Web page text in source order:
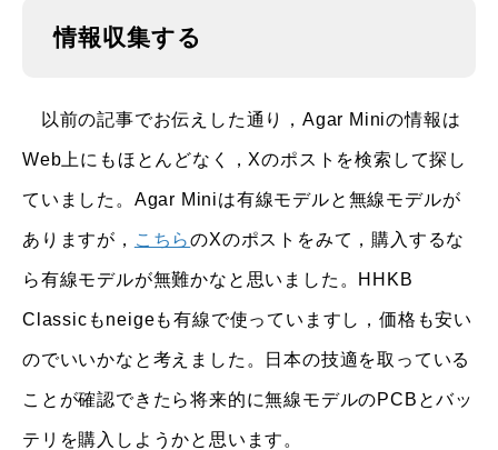
情報収集する
以前の記事でお伝えした通り，Agar Miniの情報は
Web上にもほとんどなく，Xのポストを検索して探し
ていました。Agar Miniは有線モデルと無線モデルが
ありますが， こちらのXのポストをみて，購入するな
ら有線モデルが無難かなと思いました。HHKB
Classicもneigeも有線で使っていますし，価格も安い
のでいいかなと考えました。日本の技適を取っている
ことが確認できたら将来的に無線モデルのPCBとバッ
テリを購入しようかと思います。